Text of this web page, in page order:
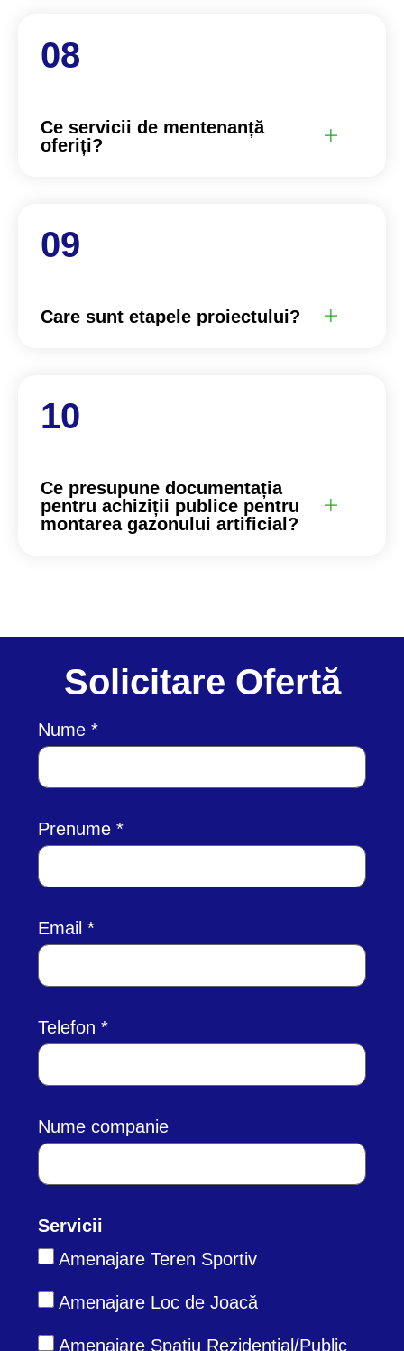
Ce servicii de mentenanță
oferiți?
Care sunt etapele proiectului?
Ce presupune documentația
pentru achiziții publice pentru
montarea gazonului artificial?
Solicitare Ofertă
Nume
Prenume
Email
Telefon
Nume companie
Servicii
Amenajare Teren Sportiv
Amenajare Loc de Joacă
Amenajare Spațiu Rezidențial/Public